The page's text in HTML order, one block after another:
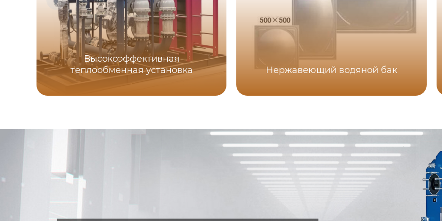
Высокоэффективная
теплообменная установка
Нержавеющий водяной бак